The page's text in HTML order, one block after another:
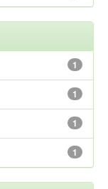
1
1
1
1